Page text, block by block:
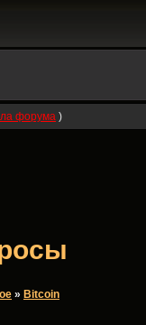
форума )
» Bitсoin